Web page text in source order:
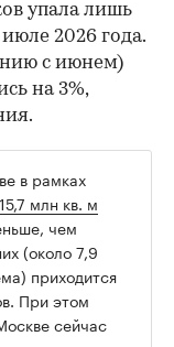
упала лишь
июле 2026 года.
с июнем)
на 3%,
в рамках
15,7 млн кв. м
чем
(около 7,9
приходится
При этом
сейчас